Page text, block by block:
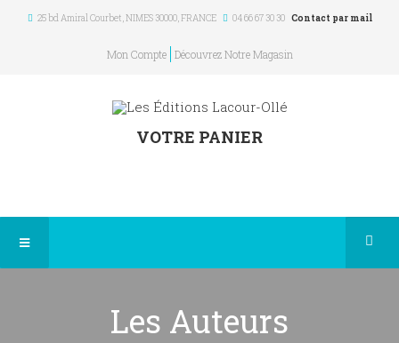
25 bd Amiral Courbet, NIMES 30000,FRANCE 04 66 67 30 30 Contact par mail
Mon Compte Découvrez Notre Magasin
VOTRE PANIER
Les Auteurs